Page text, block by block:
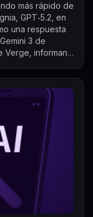
más rápido de
GPT‑5.2, en
una respuesta
3 de
Verge, informan